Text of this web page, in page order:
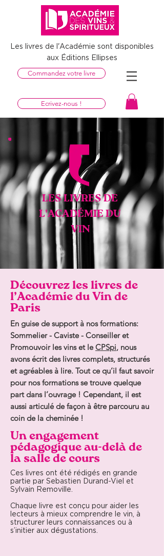
Les livres de l'Académie sont disponibles
aux Éditions Ellipses
Commandez votre livre
Ecrivez-nous !
LES LIVRES DE
L'ACADÉMIE DU
VIN
Découvrez les livres de
l’Académie du Vin de
Paris
En guise de support à nos formations:
Sommelier - Caviste - Conseiller et
Promouvoir les vins et leCPSpi, nous
avons écrit des livres complets, structurés
et agréables à lire. Tout ce qu’il faut savoir
pour nos formations se trouve quelque
part dans l’ouvrage ! Cependant, il est
aussi articulé de façon à être parcouru au
coin de la cheminée !
Un engagement
pédagogique au-delà de
la salle de cours
Ces livres ont été rédigés en grande
partie par Sebastien Durand-Viel et
Sylvain Removille.
Chaque livre est conçu pour aider les
lecteurs à mieux comprendre le vin, à
structurer leurs connaissances ou à
s’initier aux dégustations.